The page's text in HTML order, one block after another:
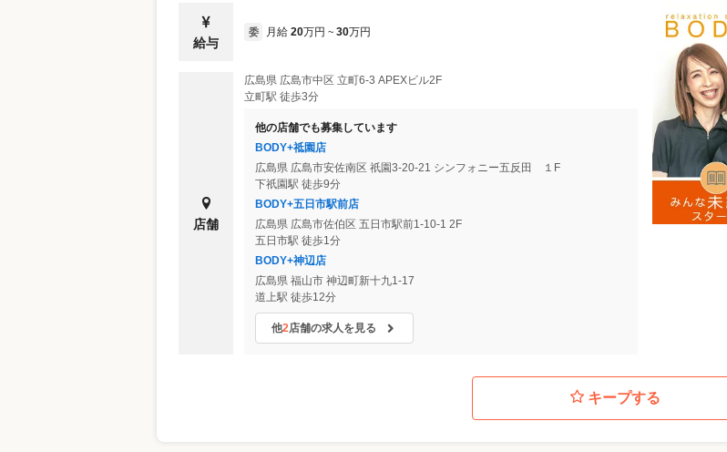
給与
委 月給 20万円 ~ 30万円
店舗
広島県 広島市中区 立町6-3 APEXビル2F
立町駅 徒歩3分
他の店舗でも募集しています
BODY+祗園店
広島県 広島市安佐南区 祇園3-20-21 シンフォニー五反田 １F
下祇園駅 徒歩9分
BODY+五日市駅前店
広島県 広島市佐伯区 五日市駅前1-10-1 2F
五日市駅 徒歩1分
BODY+神辺店
広島県 福山市 神辺町新十九1-17
道上駅 徒歩12分
他2店舗の求人を見る
キープする